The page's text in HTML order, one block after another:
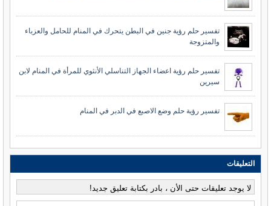
تفسير حلم رؤية جنين في البطن يتحرك في المنام للحامل والعزباء
والمتزوجة
تفسير حلم رؤية اعضاء الجهاز التناسلي الأنثوي للمرأة في المنام لابن
سيرين
تفسير رؤية حلم وضع الاصبع في الدبر في المنام
التعليقات
لا يوجد تعليقات حتى الأن ، بادر بكتابة تعليق جديد!